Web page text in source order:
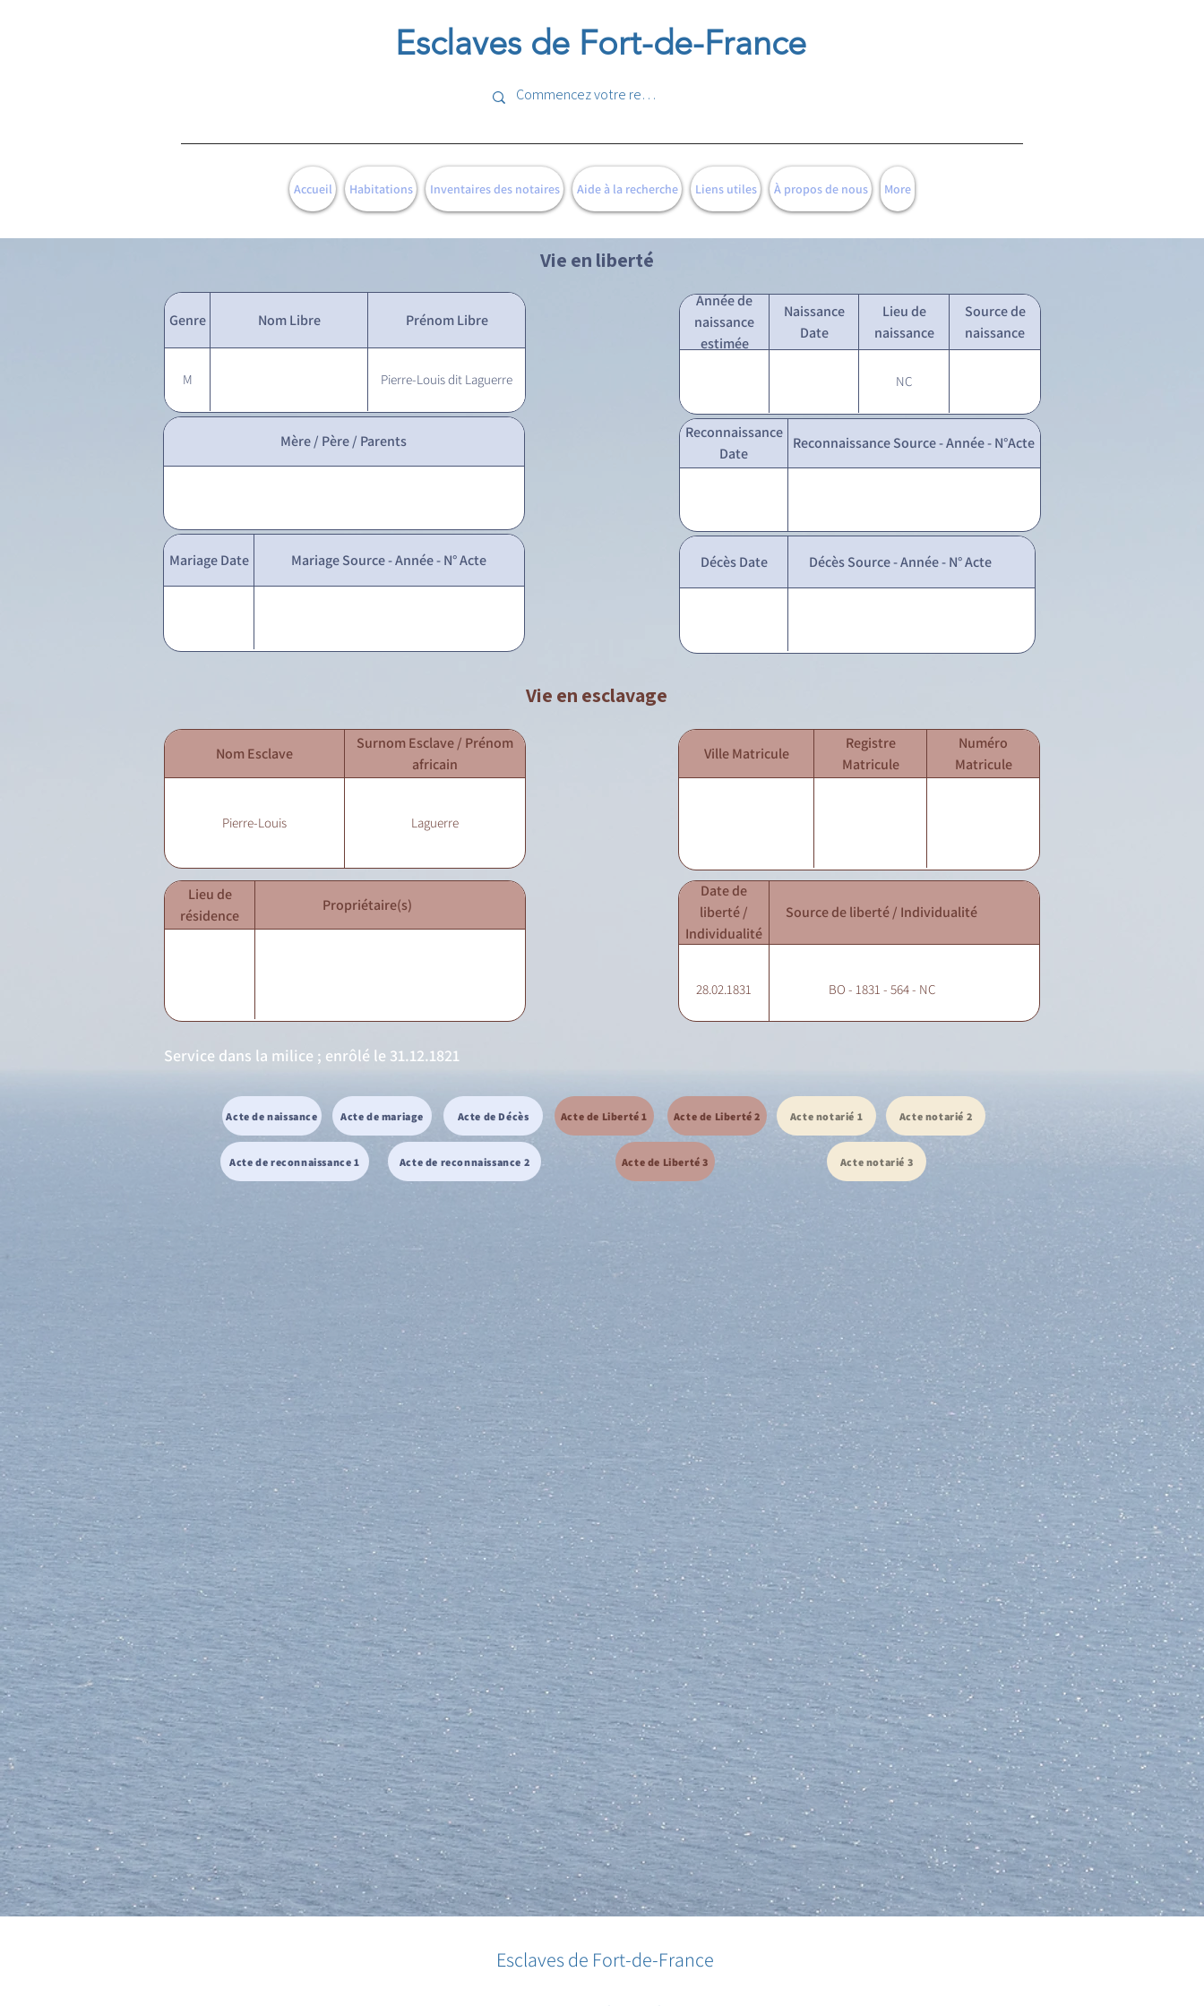
Esclaves de Fort-de-France
Accueil Habitations Inventaires des notaires Aide à la recherche Liens utiles À propos de nous More
Vie en liberté
Genre Nom Libre Prénom Libre
M Pierre-Louis dit Laguerre
Année de
naissance
estimée
Naissance
Date
Lieu de
naissance
Source de
naissance
NC
Mère / Père / Parents
Mariage Date Mariage Source - Année - N° Acte
Reconnaissance
Date
Reconnaissance Source - Année - N°Acte
Décès Date Décès Source - Année - N° Acte
Vie en esclavage
Nom Esclave
Surnom Esclave / Prénom
africain
Pierre-Louis Laguerre
Ville Matricule
Registre
Matricule
Numéro
Matricule
Lieu de
résidence
Propriétaire(s)
Date de
liberté /
Individualité
Source de liberté / Individualité
28.02.1831 BO - 1831 - 564 - NC
Service dans la milice ; enrôlé le 31.12.1821
Acte de naissance Acte de mariage Acte de Décès
Acte de reconnaissance 1 Acte de reconnaissance 2
Acte de Liberté 1 Acte de Liberté 2
Acte de Liberté 3
Acte notarié 1 Acte notarié 2
Acte notarié 3
Esclaves de Fort-de-France